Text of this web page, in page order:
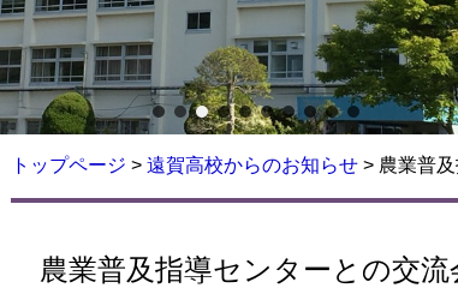
トップページ > 遠賀高校からのお知らせ > 農業普
農業普及指導センターとの交